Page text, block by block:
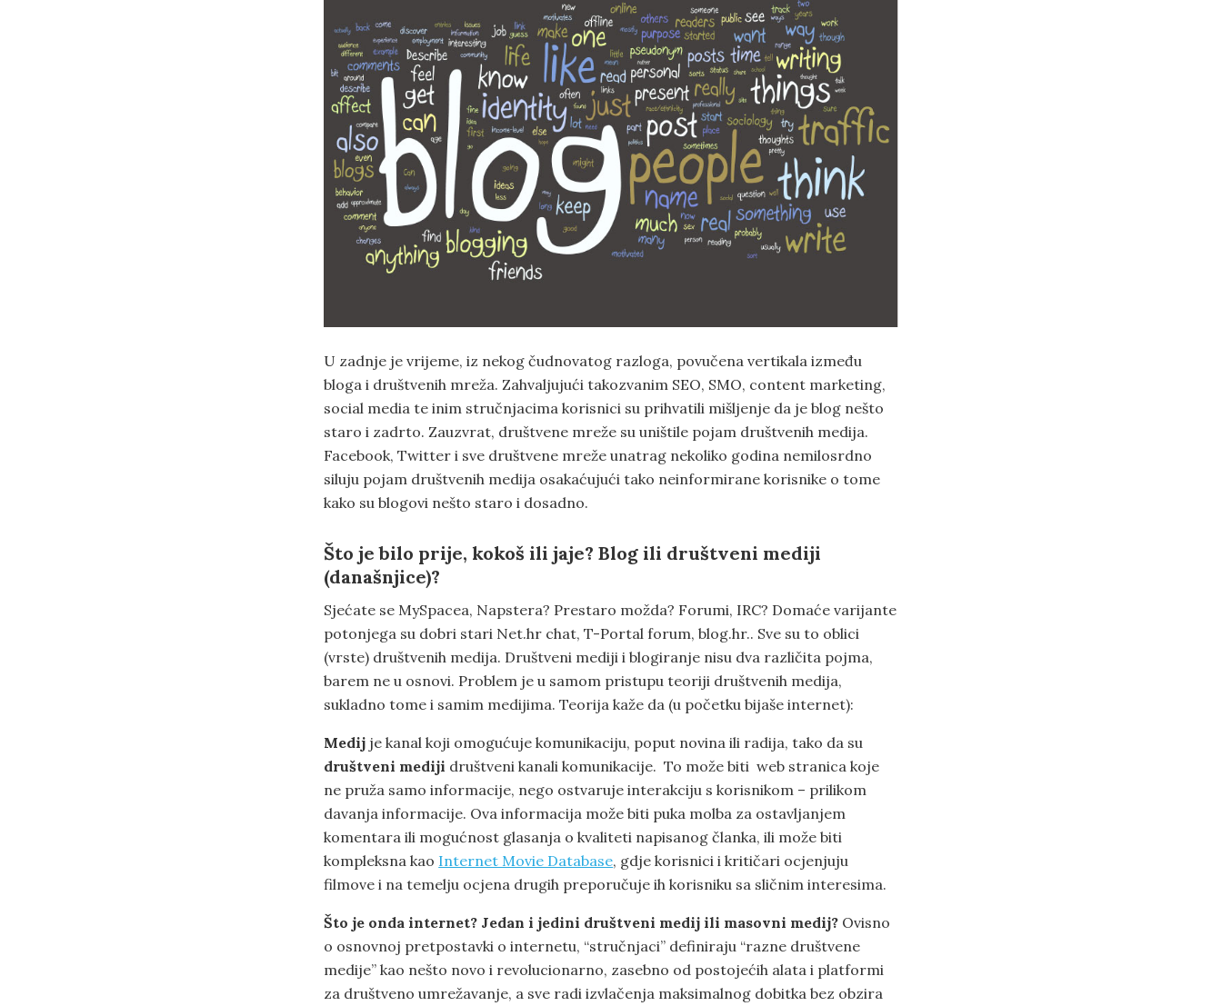
U zadnje je vrijeme, iz nekog čudnovatog razloga, povučena vertikala između
bloga i društvenih mreža. Zahvaljujući takozvanim SEO, SMO, content marketing,
social media te inim stručnjacima korisnici su prihvatili mišljenje da je blog nešto
staro i zadrto. Zauzvrat, društvene mreže su uništile pojam društvenih medija.
Facebook, Twitter i sve društvene mreže unatrag nekoliko godina nemilosrdno
siluju pojam društvenih medija osakaćujući tako neinformirane korisnike o tome
kako su blogovi nešto staro i dosadno.
Što je bilo prije, kokoš ili jaje? Blog ili društveni mediji
(današnjice)?
Sjećate se MySpacea, Napstera? Prestaro možda? Forumi, IRC? Domaće varijante
potonjega su dobri stari Net.hr chat, T-Portal forum, blog.hr.. Sve su to oblici
(vrste) društvenih medija. Društveni mediji i blogiranje nisu dva različita pojma,
barem ne u osnovi. Problem je u samom pristupu teoriji društvenih medija,
sukladno tome i samim medijima. Teorija kaže da (u početku bijaše internet):
Medij je kanal koji omogućuje komunikaciju, poput novina ili radija, tako da su
društveni mediji društveni kanali komunikacije. To može biti web stranica koje
ne pruža samo informacije, nego ostvaruje interakciju s korisnikom – prilikom
davanja informacije. Ova informacija može biti puka molba za ostavljanjem
komentara ili mogućnost glasanja o kvaliteti napisanog članka, ili može biti
kompleksna kao Internet Movie Database, gdje korisnici i kritičari ocjenjuju
filmove i na temelju ocjena drugih preporučuje ih korisniku sa sličnim interesima.
Što je onda internet? Jedan i jedini društveni medij ili masovni medij? Ovisno
o osnovnoj pretpostavki o internetu, “stručnjaci” definiraju “razne društvene
medije” kao nešto novo i revolucionarno, zasebno od postojećih alata i platformi
za društveno umrežavanje, a sve radi izvlačenja maksimalnog dobitka bez obzira